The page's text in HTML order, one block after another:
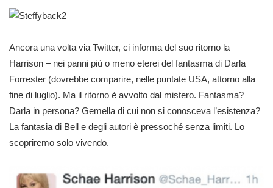
Ancora una volta via Twitter, ci informa del suo ritorno la
Harrison – nei panni più o meno eterei del fantasma di Darla
Forrester (dovrebbe comparire, nelle puntate USA, attorno alla
fine di luglio). Ma il ritorno è avvolto dal mistero. Fantasma?
Darla in persona? Gemella di cui non si conosceva l’esistenza?
La fantasia di Bell e degli autori è pressoché senza limiti. Lo
scopriremo solo vivendo.